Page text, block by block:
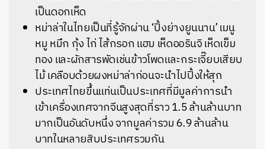
เป็นดอกเห็ด
หม่าล่าในไทยเป็นที่รู้จักผ่าน ‘ปิ้งย่างยูนนาน’ เมนู
หมู หมึก กุ้ง ไก่ ไส้กรอก แฮม เห็ดออรินจิ เห็ดเข็ม
ทอง และผักสารพัดเช่นข้าวโพดและกระเจี๊ยบเสียบ
ไม้ เคลือบด้วยผงหม่าล่าก่อนจะนำไปปิ้งให้สุก
ประเทศไทยขึ้นแท่นเป็นประเทศที่มีมูลค่าการนำ
เข้าเครื่องเทศจากจีนสูงสุดที่ราว 1.5 ล้านล้านบาท
มากเป็นอันดับหนึ่ง จากมูลค่ารวม 6.9 ล้านล้าน
บาทในหลายสิบประเทศรวมกัน